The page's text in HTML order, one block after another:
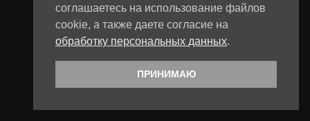
соглашаетесь на использование файлов
cookie, а также даете согласие на
обработку персональных данных.
ПРИНИМАЮ